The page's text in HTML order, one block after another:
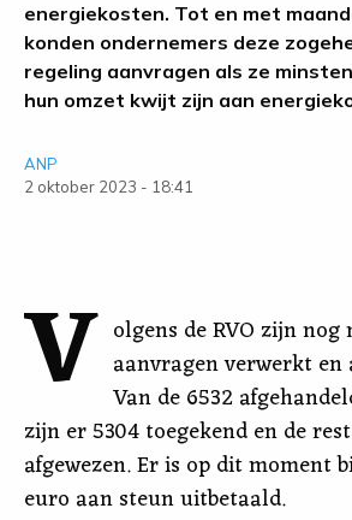
energiekosten. Tot en met
konden ondernemers deze
regeling aanvragen als ze
hun omzet kwijt zijn aan
ANP
2 oktober 2023 - 18:41
V olgens de RVO zijn
aanvragen verwerkt en
Van de 6532
zijn er 5304 toegekend en de
afgewezen. Er is op dit moment
euro aan steun uitbetaald.